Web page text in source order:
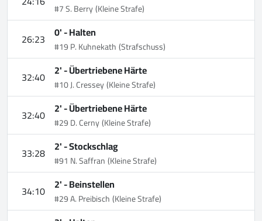
#7 S. Berry(Kleine Strafe)
26:23 0' -Halten
#19 P. Kuhnekath(Strafschuss)
32:40 2' -Übertriebene Härte
#10 J. Cressey(Kleine Strafe)
32:40 2' -Übertriebene Härte
#29 D. Cerny(Kleine Strafe)
33:28 2' -Stockschlag
#91 N. Saffran(Kleine Strafe)
34:10 2' -Beinstellen
#29 A. Preibisch(Kleine Strafe)